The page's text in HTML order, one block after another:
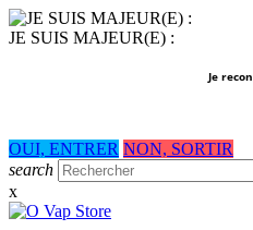
JE SUIS MAJEUR(E) :
Je
OUI, ENTRER NON, SORTIR
search
x